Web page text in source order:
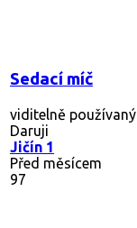
Sedací míč
viditelně používaný
Daruji
Jičín 1
Před měsícem
97